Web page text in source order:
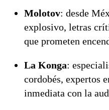
Molotov: desde
explosivo, letras
que prometen
La Konga:
cordobés, expertos
inmediata con la